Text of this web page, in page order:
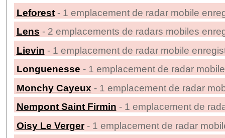
Leforest- 1 emplacement de radar mobile
Lens - 2 emplacements de radars mobiles
Lievin - 1 emplacement de radar mobile
Longuenesse - 1 emplacement de radar
Monchy Cayeux - 1 emplacement de radar
Nempont Saint Firmin - 1 emplacement de
Oisy Le Verger- 1 emplacement de radar